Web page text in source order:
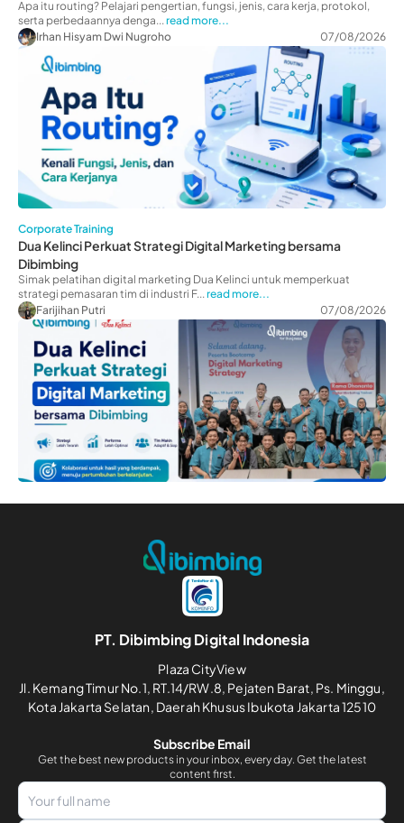
Apa itu routing? Pelajari pengertian, fungsi, jenis, cara kerja, protokol,
serta perbedaannya denga... read more...
Irhan Hisyam Dwi Nugroho
07/08/2026
Corporate Training
Dua Kelinci Perkuat Strategi Digital Marketing bersama
Dibimbing
Simak pelatihan digital marketing Dua Kelinci untuk memperkuat
strategi pemasaran tim di industri F... read more...
Farijihan Putri
07/08/2026
PT. Dibimbing Digital Indonesia
Plaza CityView
Jl. Kemang Timur No.1, RT.14/RW.8, Pejaten Barat, Ps. Minggu,
Kota Jakarta Selatan, Daerah Khusus Ibukota Jakarta 12510
Subscribe Email
Get the best new products in your inbox, every day. Get the latest
content first.